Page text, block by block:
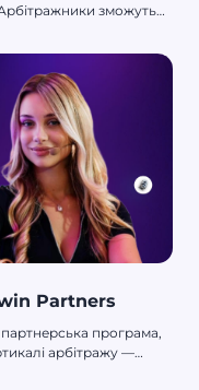
зможуть
Partners
програма,
арбітражу —